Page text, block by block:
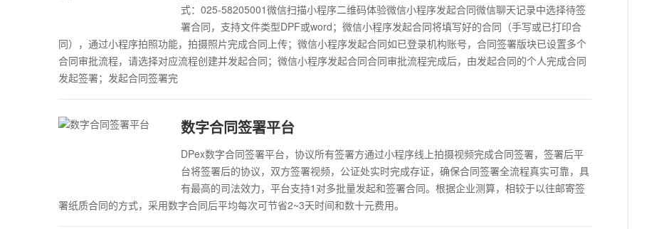
式：025-58205001微信扫描小程序二维码体验微信小程序发起合同微信聊天记录中选择待签
署合同，支持文件类型DPF或word；微信小程序发起合同将填写好的合同（手写或已打印合
同），通过小程序拍照功能，拍摄照片完成合同上传；微信小程序发起合同如已登录机构账号，合同签署版块已设置多个
合同审批流程，请选择对应流程创建并发起合同；微信小程序发起合同合同审批流程完成后，由发起合同的个人完成合同
发起签署；发起合同签署完
数字合同签署平台
DPex数字合同签署平台，协议所有签署方通过小程序线上拍摄视频完成合同签署，签署后平
台将签署后的协议，双方签署视频，公证处实时完成存证，确保合同签署全流程真实可靠，具
有最高的司法效力，平台支持1对多批量发起和签署合同。根据企业测算，相较于以往邮寄签
署纸质合同的方式，采用数字合同后平均每次可节省2~3天时间和数十元费用。